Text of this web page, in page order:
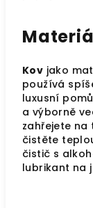
Kov jako
používá
luxusní
a výborně
zahřejete na
čistěte
čistič s
lubrikant na